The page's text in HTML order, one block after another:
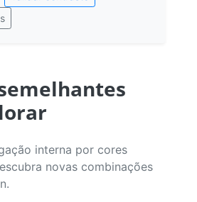
interna por cores
novas combinações